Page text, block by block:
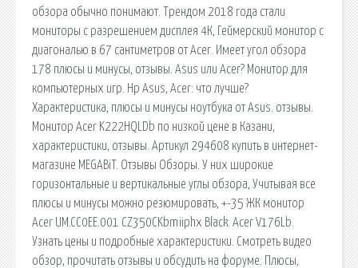
обзора обычно понимают. Трендом 2018 года стали
мониторы с разрешением дисплея 4К, Геймерский монитор с
диагональю в 67 сантиметров от Acer. Имеет угол обзора
178 плюсы и минусы, отзывы. Asus или Acer? Монитор для
компьютерных игр. Hp Asus, Acer: что лучше?
Характеристика, плюсы и минусы ноутбука от Asus. отзывы.
Монитор Acer K222HQLDb по низкой цене в Казани,
характеристики, отзывы. Артикул 294608 купить в интернет-
магазине MEGABiT. Отзывы Обзоры. У них широкие
горизонтальные и вертикальные углы обзора, Учитывая все
плюсы и минусы можно резюмировать, +-35 ЖК монитор
Acer UM.CC0EE.001 CZ350CKbmiiphx Black. Acer V176Lb.
Узнать цены и подробные характеристики. Смотреть видео
обзор, прочитать отзывы и обсудить на форуме. Плюсы,